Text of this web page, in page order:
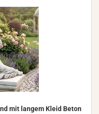
mit lan­gem Kleid Beton